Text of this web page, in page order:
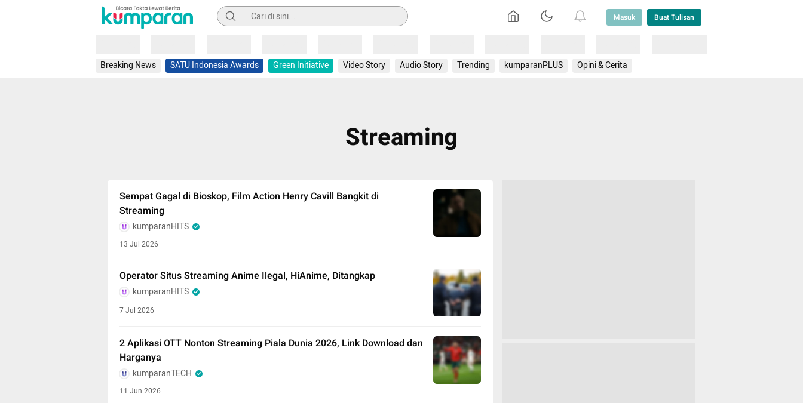
Pencarian Masuk Buat Tulisan
Breaking News SATU Indonesia Awards Green Initiative Video Story Audio Story Trending kumparanPLUS Opini & Cerita
Streaming
Sempat Gagal di Bioskop, Film Action Henry Cavill Bangkit di
Streaming
kumparanHITS
13 Jul 2026
Operator Situs Streaming Anime Ilegal, HiAnime, Ditangkap
kumparanHITS
7 Jul 2026
2 Aplikasi OTT Nonton Streaming Piala Dunia 2026, Link Download dan
Harganya
kumparanTECH
11 Jun 2026